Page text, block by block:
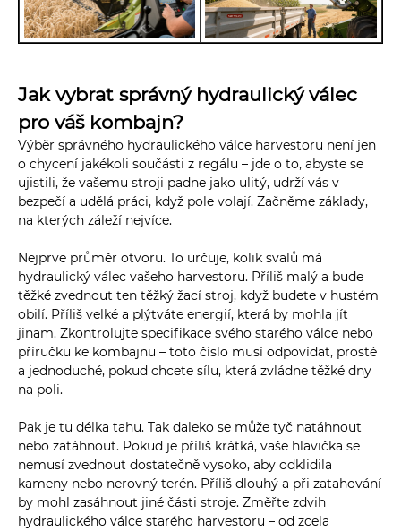
Jak vybrat správný hydraulický válec
pro váš kombajn?
Výběr správného hydraulického válce harvestoru není jen
o chycení jakékoli součásti z regálu – jde o to, abyste se
ujistili, že vašemu stroji padne jako ulitý, udrží vás v
bezpečí a udělá práci, když pole volají. Začněme základy,
na kterých záleží nejvíce.
Nejprve průměr otvoru. To určuje, kolik svalů má
hydraulický válec vašeho harvestoru. Příliš malý a bude
těžké zvednout ten těžký žací stroj, když budete v hustém
obilí. Příliš velké a plýtváte energií, která by mohla jít
jinam. Zkontrolujte specifikace svého starého válce nebo
příručku ke kombajnu – toto číslo musí odpovídat, prosté
a jednoduché, pokud chcete sílu, která zvládne těžké dny
na poli.
Pak je tu délka tahu. Tak daleko se může tyč natáhnout
nebo zatáhnout. Pokud je příliš krátká, vaše hlavička se
nemusí zvednout dostatečně vysoko, aby odklidila
kameny nebo nerovný terén. Příliš dlouhý a při zatahování
by mohl zasáhnout jiné části stroje. Změřte zdvih
hydraulického válce starého harvestoru – od zcela